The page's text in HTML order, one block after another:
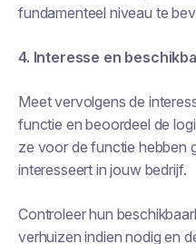
fundamenteel niveau te
4. Interesse en
Meet vervolgens de
functie en beoordeel de
ze voor de functie hebben
interesseert in jouw bedrijf.
Controleer hun
verhuizen indien nodig en